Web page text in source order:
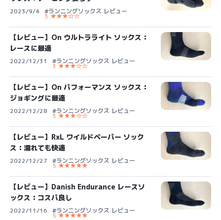
2023/9/4 #ランニングソックス レビュー
3 ★★★☆☆
【レビュー】On ウルトラライト ソックス：
レースに最適
2022/12/31 #ランニングソックス レビュー
3 ★★★☆☆
【レビュー】On パフォーマンス ソックス：
ジョギングに最適
2022/12/28 #ランニングソックス レビュー
3 ★★★☆☆
【レビュー】RxL ワイルドペーパー ソック
ス：濡れても快適
2022/12/27 #ランニングソックス レビュー
5 ★★★★★
【レビュー】Danish Endurance レースソ
ックス：コスパ良し
2022/11/16 #ランニングソックス レビュー
5 ★★★★★